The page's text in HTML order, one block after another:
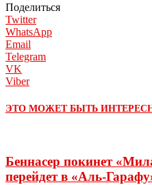
Поделиться
Twitter
WhatsApp
Email
Telegram
VK
Viber
ЭТО МОЖЕТ БЫТЬ
Беннасер покинет
перейдет в «Аль-